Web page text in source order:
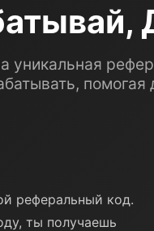
уникальная
реферальный код.
ты получаешь